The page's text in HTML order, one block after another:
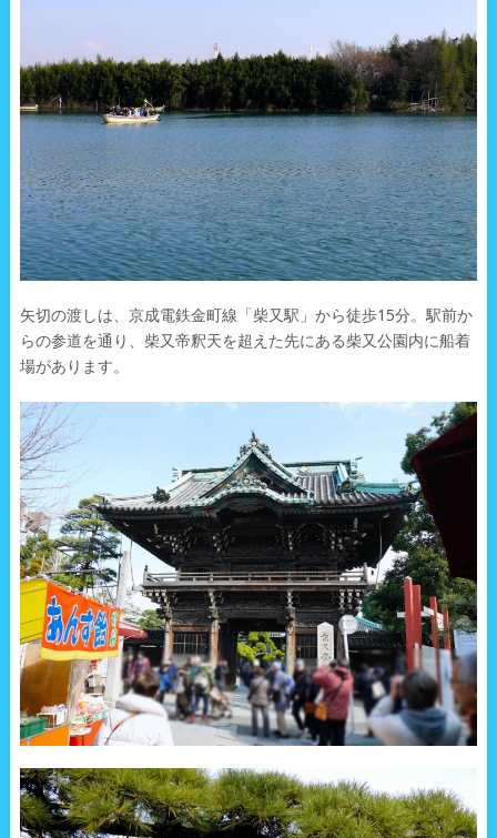
矢切の渡しは、京成電鉄金町線「柴又駅」から徒歩15分。駅前か
らの参道を通り、柴又帝釈天を超えた先にある柴又公園内に船着
場があります。